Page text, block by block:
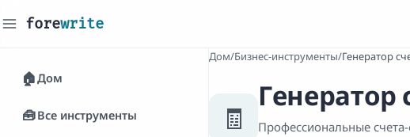
forewrite
🏠Дом
🧰Все инструменты
Дом/Бизнес-инструменты/Генератор
🧾
Генератор
Профессиональные